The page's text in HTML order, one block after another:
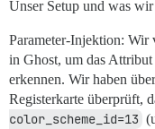
Unser Setup und was
Parameter-Injektion: Wir
in Ghost, um das Attribut
erkennen. Wir haben
Registerkarte überprüft,
color_scheme_id=13